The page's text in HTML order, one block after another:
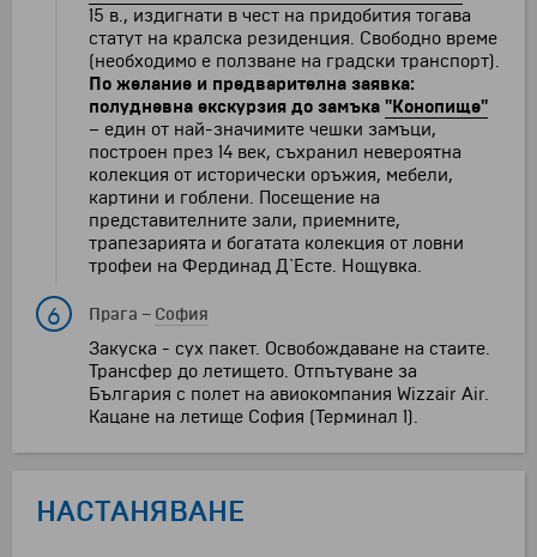
15 в., издигнати в чест на придобития тогава
статут на кралска резиденция. Свободно време
(необходимо е ползване на градски транспорт).
По желание и предварителна заявка:
полудневна екскурзия до замъка "Конопище"
– един от най-значимите чешки замъци,
построен през 14 век, съхранил невероятна
колекция от исторически оръжия, мебели,
картини и гоблени. Посещение на
представителните зали, приемните,
трапезарията и богатата колекция от ловни
трофеи на Фердинад Д`Есте. Нощувка.
6 Прага – София
Закуска - сух пакет. Освобождаване на стаите.
Трансфер до летището. Отпътуване за
България с полет на авиокомпания Wizzair Air.
Кацане на летище София (Терминал 1).
НАСТАНЯВАНЕ